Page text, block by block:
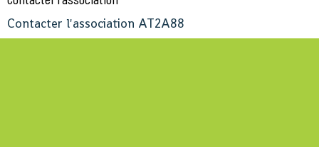
Contacter l'association AT2A88